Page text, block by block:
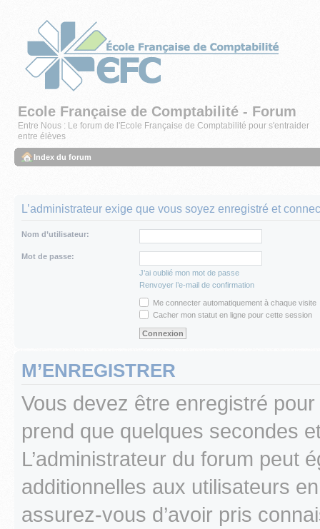
Ecole Française de Comptabilité - Forum
Entre Nous : Le forum de l'Ecole Française de Comptabilité pour s'entraider
entre élèves
Index du forum
L’administrateur exige que vous soyez enregistré et
Nom d’utilisateur:
Mot de passe:
J’ai oublié mon mot de passe
Renvoyer l’e-mail de confirmation
Me connecter automatiquement à chaque visite
Cacher mon statut en ligne pour cette session
M’ENREGISTRER
Vous devez être enregistré
prend que quelques secondes
L’administrateur du forum peut
additionnelles aux utilisateurs
assurez-vous d’avoir pris